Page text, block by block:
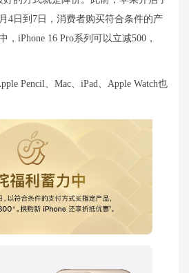
4日到7日，消费者购买符合条件的产
，iPhone 16 Pro系列可以立减500，
Pencil、Mac、iPad、Apple Watch也